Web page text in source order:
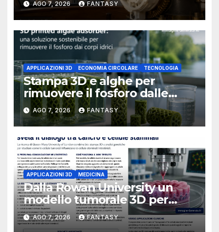
University of Arkansas at
Little Rock
AGO 7, 2026 FANTASY
APPLICAZIONI 3D ECONOMIA CIRCOLARE TECNOLOGIA
Stampa 3D e alghe per
rimuovere il fosforo dalle
acque il progetto della
Florida Atlantic University
AGO 7, 2026 FANTASY
APPLICAZIONI 3D MEDICINA
Dalla Rowan University un
modello tumorale 3D per
studiare il dialogo tra cancro
e cellule staminali
AGO 7, 2026 FANTASY